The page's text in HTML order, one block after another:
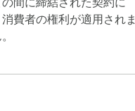
費者の権利が適用されま